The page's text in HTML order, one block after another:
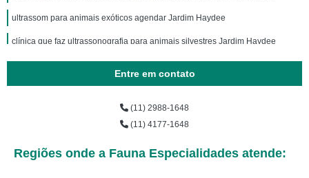
ultrassom para animais exóticos agendar Jardim Haydee
clínica que faz ultrassonografia para animais silvestres Jardim Haydee
ultrassom para animal exótico marcar Jardim Silvia Maria
clínica que faz ultrassonografia animal Jardim Haydee
clínica que faz ultrassonografia de pequenos animais Mauá
Entre em contato
(11) 2988-1648
(11) 4177-1648
Regiões onde a Fauna Especialidades atende: